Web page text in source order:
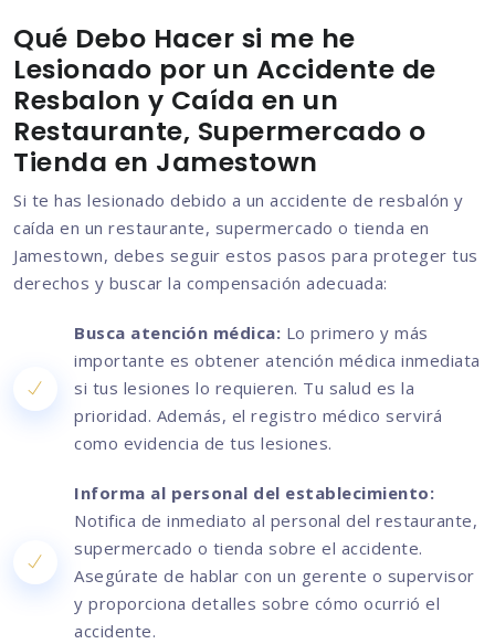
Qué Debo Hacer si me he
Lesionado por un Accidente de
Resbalon y Caída en un
Restaurante, Supermercado o
Tienda en Jamestown
Si te has lesionado debido a un accidente de resbalón y
caída en un restaurante, supermercado o tienda en
Jamestown, debes seguir estos pasos para proteger tus
derechos y buscar la compensación adecuada:
Busca atención médica: Lo primero y más
importante es obtener atención médica inmediata
si tus lesiones lo requieren. Tu salud es la
prioridad. Además, el registro médico servirá
como evidencia de tus lesiones.
Informa al personal del establecimiento:
Notifica de inmediato al personal del restaurante,
supermercado o tienda sobre el accidente.
Asegúrate de hablar con un gerente o supervisor
y proporciona detalles sobre cómo ocurrió el
accidente.